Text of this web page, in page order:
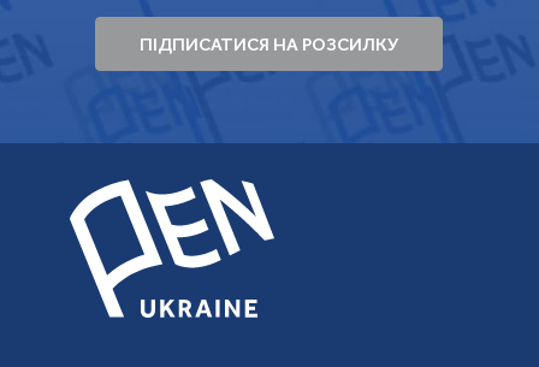
ПІДПИСАТИСЯ НА РОЗСИЛКУ